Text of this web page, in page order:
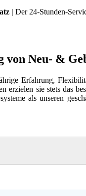
| Der 24-Stunden-
von Neu- &
Erfahrung,
erzielen sie stets das
als unseren